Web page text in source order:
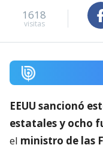
1618
visitas
EEUU sancionó
estatales y ocho
el ministro de las